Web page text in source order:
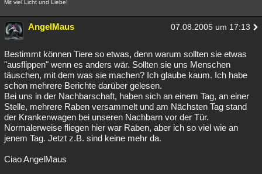
Mit viel Licht und Liebe!
AngelMaus 07.08.2005 um 17:13
Bestimmt können Tiere so etwas, denn warum sollten sie etwas
"ausflippen" wenn es anders wär. Sollten sie uns Menschen
täuschen, mit dem was sie machen? Ich glaube kaum. Ich habe
schon mehrere Berichte darüber gelesen.
Bei uns in der Nachbarschaft, haben sich an einem Tag, an einer
Stelle, mehrere Raben versammelt und am Nächsten Tag stand
der Krankenwagen bei unseren Nachbarn vor der Tür.
Normalerweise fliegen hier war Raben, aber ich so viel wie an
jenem Tag. Jetzt z.B. sind keine mehr da.
Ciao AngelMaus